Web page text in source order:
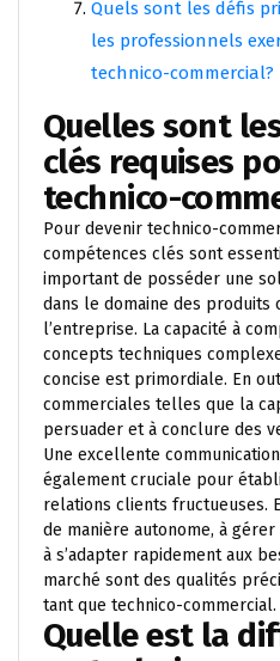
Quels sont les défis
les professionnels
technico-commercial?
Quelles sont
clés requises
technico-
Pour devenir technico-
compétences clés sont
important de posséder une
dans le domaine des produits
l’entreprise. La capacité à
concepts techniques
concise est primordiale. En
commerciales telles que la
persuader et à conclure des
Une excellente
également cruciale pour
relations clients fructueuses.
de manière autonome, à
à s’adapter rapidement aux
marché sont des qualités
tant que technico-commercial.
Quelle est la